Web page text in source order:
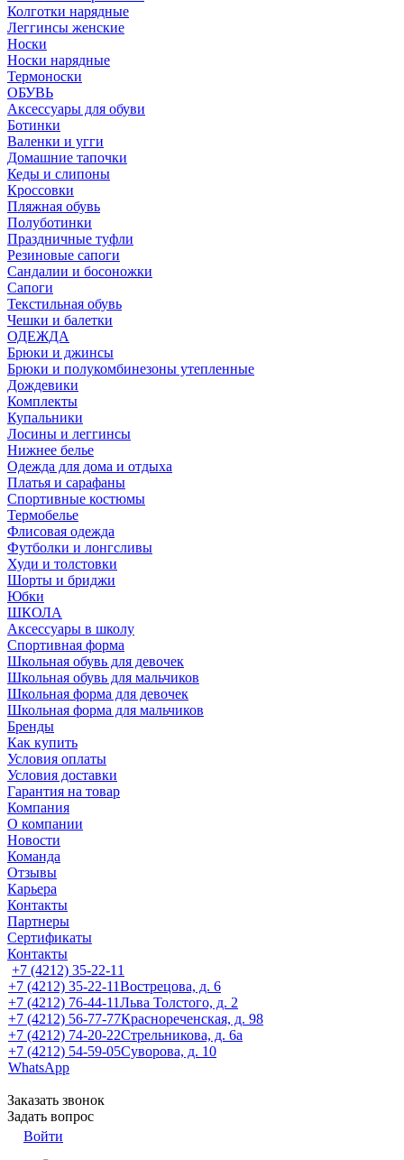
Колготки нарядные
Леггинсы женские
Носки
Носки нарядные
Термоноски
ОБУВЬ
Аксессуары для обуви
Ботинки
Валенки и угги
Домашние тапочки
Кеды и слипоны
Кроссовки
Пляжная обувь
Полуботинки
Праздничные туфли
Резиновые сапоги
Сандалии и босоножки
Сапоги
Текстильная обувь
Чешки и балетки
ОДЕЖДА
Брюки и джинсы
Брюки и полукомбинезоны утепленные
Дождевики
Комплекты
Купальники
Лосины и леггинсы
Нижнее белье
Одежда для дома и отдыха
Платья и сарафаны
Спортивные костюмы
Термобелье
Флисовая одежда
Футболки и лонгсливы
Худи и толстовки
Шорты и бриджи
Юбки
ШКОЛА
Аксессуары в школу
Спортивная форма
Школьная обувь для девочек
Школьная обувь для мальчиков
Школьная форма для девочек
Школьная форма для мальчиков
Бренды
Как купить
Условия оплаты
Условия доставки
Гарантия на товар
Компания
О компании
Новости
Команда
Отзывы
Карьера
Контакты
Партнеры
Сертификаты
Контакты
+7 (4212) 35-22-11
+7 (4212) 35-22-11Вострецова, д. 6
+7 (4212) 76-44-11Льва Толстого, д. 2
+7 (4212) 56-77-77Краснореченская, д. 98
+7 (4212) 74-20-22Стрельникова, д. 6а
+7 (4212) 54-59-05Суворова, д. 10
WhatsApp
Заказать звонок
Задать вопрос
Войти